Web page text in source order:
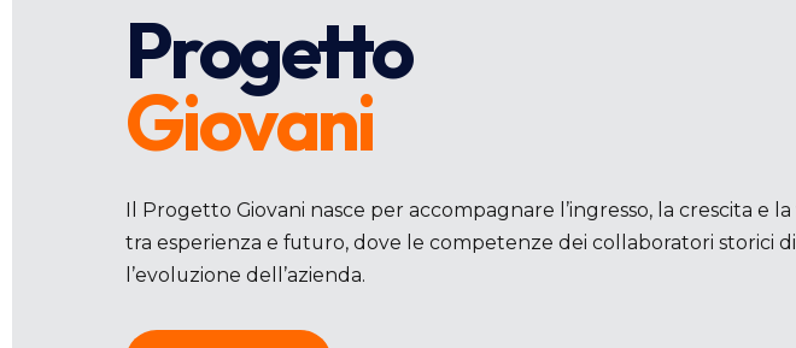
Progetto
Giovani
Il Progetto Giovani nasce per accompagnare l’ingresso, la crescita
tra esperienza e futuro, dove le competenze dei collaboratori storici
l’evoluzione dell’azienda.